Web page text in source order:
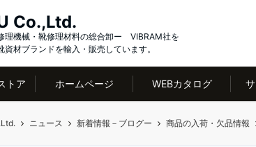
Co.,Ltd.
理機械・靴修理材料の総合卸ー VIBRAM社を
資材ブランドを輸入・販売しています。
トア ホームページ WEBカタログ
ニュース 新着情報－ブログー 商品の入荷・欠品情報